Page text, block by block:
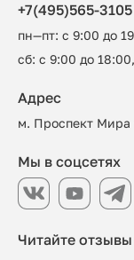
+7(495)565-3105
пн—пт: с 9:00 до
сб: с 9:00 до
Читайте отзывы
Адрес
м. Проспект
Мы в соцсетях